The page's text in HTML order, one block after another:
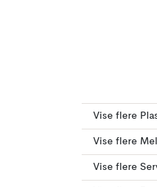
Vise flere
Vise flere
Vise flere